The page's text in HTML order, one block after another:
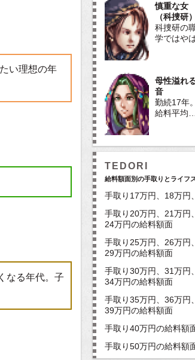
い理想の年
なる年代。子
慎重な女
（科捜研
科捜研の
学ではや
母性溢れ
音
勤続17年
給料平均…
TEDORI
給料額面別の手取りとライフ
手取り17万円、18万円
手取り20万円、21万円
24万円の給料額面
手取り25万円、26万円
29万円の給料額面
手取り30万円、31万円
34万円の給料額面
手取り35万円、36万円
39万円の給料額面
手取り40万円の給料額
手取り50万円の給料額